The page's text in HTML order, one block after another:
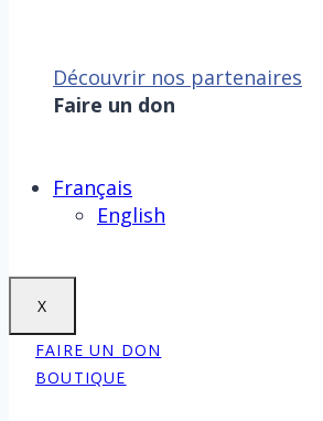
Découvrir nos partenaires
Faire un don
Français
English
X
FAIRE UN DON
BOUTIQUE